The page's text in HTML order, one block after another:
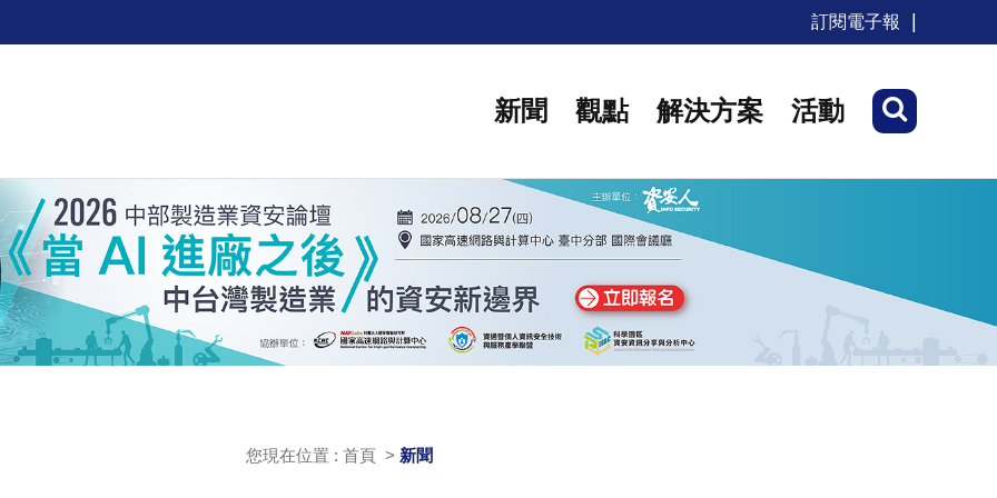
訂閱電子報
新聞 觀點 解決方案 活動
您現在位置 : 首頁 > 新聞